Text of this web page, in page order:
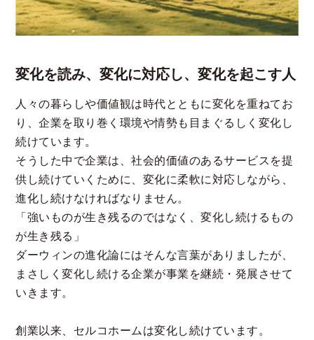
変化を読み、変化に対応し、変化を起こす人
人々の暮らしや価値観は時代とともに変化を重ねてお
り、企業を取り巻く環境や情勢も目まぐるしく変化し
続けています。
そうした中で企業は、社会的価値のあるサービスを提
供し続けていくために、変化に柔軟に対応しながら、
進化し続けなければなりません。
「強いものが生き残るのではなく、変化し続けるもの
が生き残る」
ダーウィンの進化論にはそんな言葉がありましたが、
まさしく変化し続ける企業が事業を継続・発展させて
いきます。
創業以来、セルコホームは変化し続けています。